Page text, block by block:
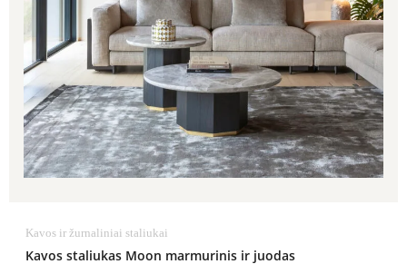
Kavos ir žurnaliniai staliukai
Kavos staliukas Moon marmurinis ir juodas